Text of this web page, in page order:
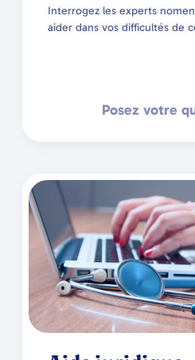
Interrogez les experts
aider dans vos difficultés de
Posez votre